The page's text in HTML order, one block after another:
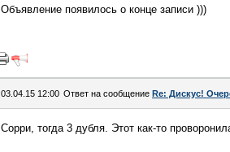
Объявление появилось о конце записи )))
03.04.15 12:00 Ответ на сообщение Re: Дискус!
Сорри, тогда 3 дубля. Этот как-то